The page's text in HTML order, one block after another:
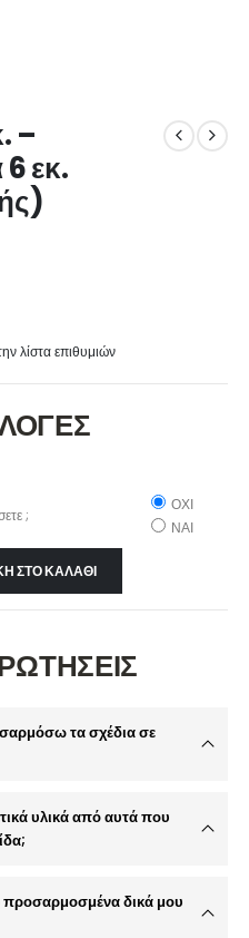
–
εκ.
λίστα επιθυμιών
;
ΟΧΙ
ΝΑΙ
ΣΤΟ ΚΑΛΆΘΙ
τα σχέδια σε
υλικά από αυτά που
δικά μου